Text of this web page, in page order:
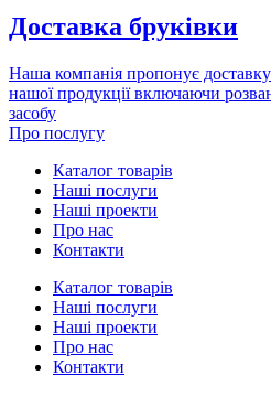
Доставка бруківки
Наша компанія пропонує доставку
нашої продукції включаючи
засобу
Про послугу
Каталог товарів
Наші послуги
Наші проекти
Про нас
Контакти
Каталог товарів
Наші послуги
Наші проекти
Про нас
Контакти